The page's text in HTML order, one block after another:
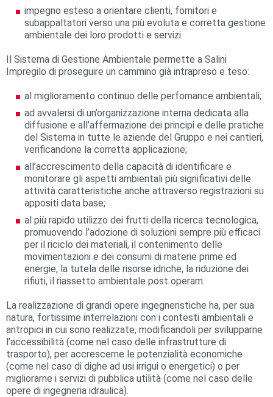
impegno esteso a orientare clienti, fornitori e
subappaltatori verso una più evoluta e corretta gestione
ambientale dei loro prodotti e servizi.
Il Sistema di Gestione Ambientale permette a Salini
Impregilo di proseguire un cammino già intrapreso e teso:
al miglioramento continuo delle perfomance ambientali;
ad avvalersi di un’organizzazione interna dedicata alla
diffusione e all’affermazione dei principi e delle pratiche
del Sistema in tutte le aziende del Gruppo e nei cantieri,
verificandone la corretta applicazione;
all’accrescimento della capacità di identificare e
monitorare gli aspetti ambientali più significativi delle
attività caratteristiche anche attraverso registrazioni su
appositi data base;
al più rapido utilizzo dei frutti della ricerca tecnologica,
promuovendo l’adozione di soluzioni sempre più efficaci
per il riciclo dei materiali, il contenimento delle
movimentazioni e dei consumi di materie prime ed
energie, la tutela delle risorse idriche, la riduzione dei
rifiuti, il riassetto ambientale post operam.
La realizzazione di grandi opere ingegneristiche ha, per sua
natura, fortissime interrelazioni con i contesti ambientali e
antropici in cui sono realizzate, modificandoli per svilupparne
l’accessibilità (come nel caso delle infrastrutture di
trasporto), per accrescerne le potenzialità economiche
(come nel caso di dighe ad usi irrigui o energetici) o per
migliorarne i servizi di pubblica utilità (come nel caso delle
opere di ingegneria idraulica).